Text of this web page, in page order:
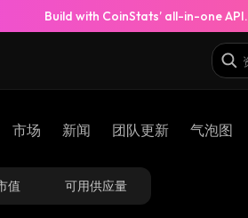
Build with CoinStats’ all-in-one API.
市场 新闻 团队更新 气泡图
值 可用供应量